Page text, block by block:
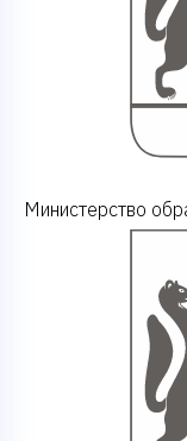
Министерство